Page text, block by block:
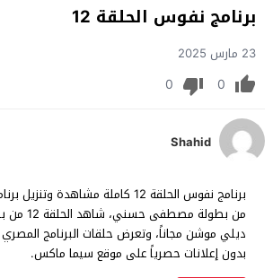
برنامج نفوس الحلقة 12
23 مارس 2025
0
0
Shahid
من بطولة
بدون إعلانات حصرياً على موقع سيما ماكس.